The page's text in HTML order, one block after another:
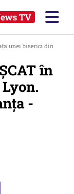
TV
unei biserici din
în
-